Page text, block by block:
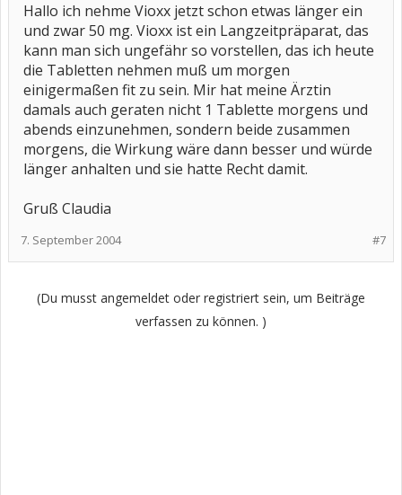
Hallo ich nehme Vioxx jetzt schon etwas länger ein
und zwar 50 mg. Vioxx ist ein Langzeitpräparat, das
kann man sich ungefähr so vorstellen, das ich heute
die Tabletten nehmen muß um morgen
einigermaßen fit zu sein. Mir hat meine Ärztin
damals auch geraten nicht 1 Tablette morgens und
abends einzunehmen, sondern beide zusammen
morgens, die Wirkung wäre dann besser und würde
länger anhalten und sie hatte Recht damit.
Gruß Claudia
#7
7. September 2004
(Du musst angemeldet oder registriert sein, um Beiträge
verfassen zu können. )